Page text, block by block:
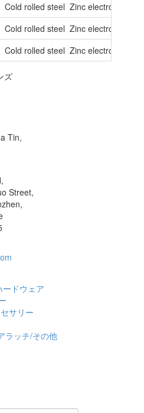
Cold rolled steel Zinc electroplated
Cold rolled steel Zinc electroplated
Cold rolled steel Zinc electroplated
ズ
Tin,
Street,
ドウェア
サリー
ラッチ/その他